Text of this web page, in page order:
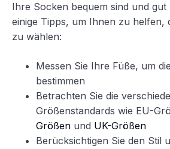
Ihre Socken bequem sind und gut
einige Tipps, um Ihnen zu helfen,
zu wählen:
Messen Sie Ihre Füße, um
bestimmen
Betrachten Sie die
Größenstandards wie EU-
Größen und UK-Größen
Berücksichtigen Sie den Stil